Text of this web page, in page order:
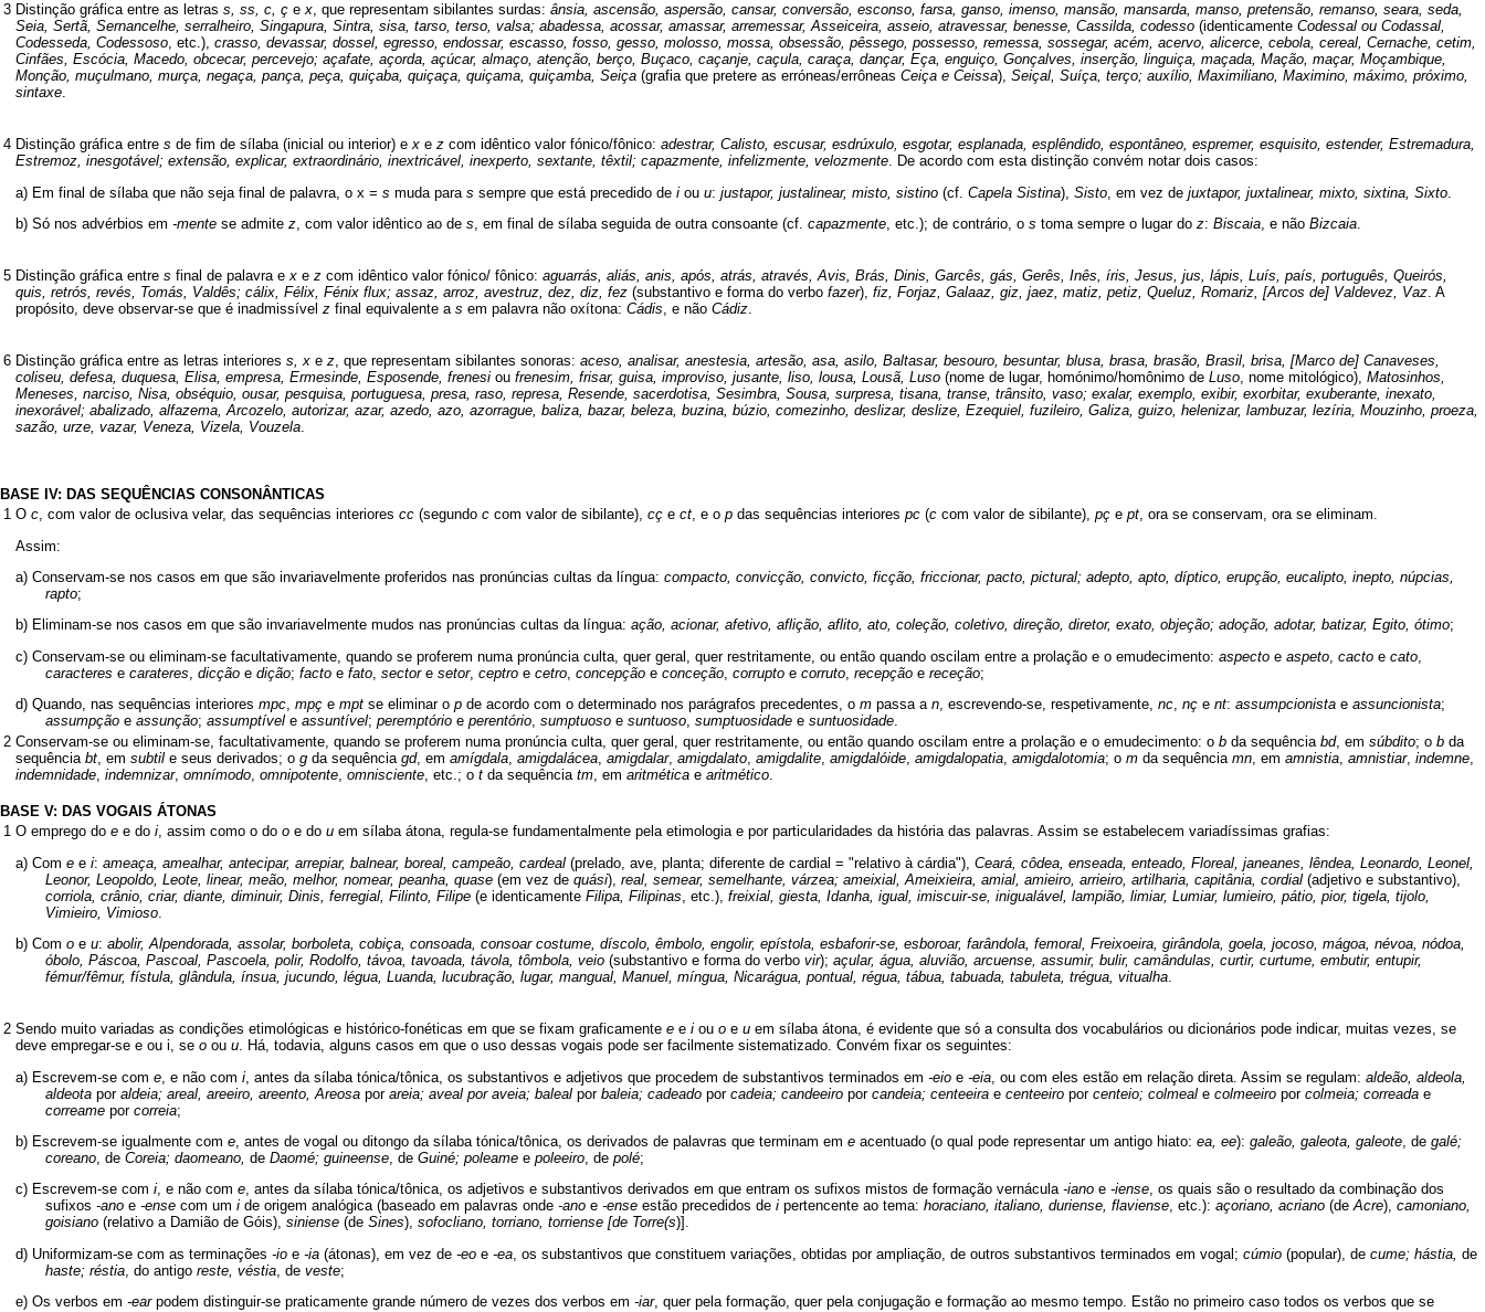
3 Distinção gráfica entre as letras s, ss, c, ç ex, que representam sibilantes surdas: ânsia, ascensão, aspersão, cansar, conversão, esconso, farsa, ganso, imenso, mansão, mansarda, manso, pretensão, remanso, seara, seda,
Seia, Sertã, Sernancelhe, serralheiro, Singapura, Sintra, sisa, tarso, terso, valsa; abadessa, acossar, amassar, arremessar, Asseiceira, asseio, atravessar, benesse, Cassilda, codesso (identicamente Codessal ou Codassal,
Codesseda, Codessoso, etc.), crasso, devassar, dossel, egresso, endossar, escasso, fosso, gesso, molosso, mossa, obsessão, pêssego, possesso, remessa, sossegar, acém, acervo, alicerce, cebola, cereal, Cernache, cetim,
Cinfães, Escócia, Macedo, obcecar, percevejo; açafate, açorda, açúcar, almaço, atenção, berço, Buçaco, caçanje, caçula, caraça, dan­çar, Eça, enguiço, Gonçalves, inserção, linguiça, maçada, Mação, maçar, Moçambique,
Monção, muçulmano, murça, negaça, pança, peça, quiçaba, quiçaça, quiçama, quiçamba, Seiça (grafia que pretere as erróneas/errôneas Ceiça e Ceissa), Seiçal, Suíça, terço; auxílio, Maximiliano, Maximino, máximo, próximo,
sintaxe.
4 Distinção gráfica entre s de fim de sílaba (inicial ou interior) ex e z com idêntico valor fónico/fônico: adestrar, Calisto, escusar, esdrúxulo, esgotar, esplanada, esplêndido, espontâneo, espremer, esquisito, estender, Estremadura,
Estremoz, inesgotável; extensão, explicar, extraordinário, inextricável, inexperto, sextante, têxtil; capazmente, infelizmente, velozmente. De acordo com esta distinção convém notar dois casos:
a) Em final de sílaba que não seja final de palavra, o x = s muda para s sempre que está precedido de i ou u: justapor, justalinear, misto, sistino (cf. Capela Sistina), Sisto , em vez de juxtapor, juxtalinear, mixto, sixtina, Sixto
b) Só nos advérbios em -mente se admite z, com valor idêntico ao de s, em final de sílaba seguida de outra consoante (cf. capazmente, etc.); de contrário, o s toma sempre o lugar do z: Biscaia, e não Bizcaia.
5 Distinção gráfica entre s final de palavra ex e z com idêntico valor fónico/ fônico: aguarrás, aliás, anis, após, atrás, através, Avis, Brás, Dinis, Garcês, gás, Gerês, Inês, íris, Jesus, jus, lápis, Luís, país, português, Queirós,
quis, retrós, revés, Tomás, Valdês; cálix, Félix, Fénix flux; assaz, arroz, avestruz, dez, diz, fez (substantivo e forma do verbo fazer), fiz, Forjaz, Galaaz, giz, jaez, matiz, petiz, Queluz, Romariz, [Arcos de] Valdevez, Vaz. A
propósito, deve observar-se que é inadmissível z final equivalente a s em palavra não oxítona: Cádis, e não Cádiz.
6 Distinção gráfica entre as letras interiores s, x e z, que representam sibilantes sonoras: aceso, analisar, anestesia, artesão, asa, asilo, Baltasar, besouro, besun­tar, blusa, brasa, brasão, Brasil, brisa, [Marco de] Canaveses,
coliseu, defesa, duquesa, Elisa, empresa, Ermesinde, Esposende, frenesi ou frenesim, frisar, guisa, improviso, jusante, liso, lousa, Lousã, Luso (nome de lugar, homónimo/ho­mônimo de Luso, nome mitológico), Matosinhos,
Meneses, narciso, Nisa, obséquio, ousar, pesquisa, portuguesa, presa, raso, represa, Resende, sacerdotisa, Sesimbra, Sousa, surpresa, tisana, transe, trânsito, vaso; exalar, exemplo, exibir, exorbitar, exuberante, inexato,
inexorável; abalizado, alfazema, Arcozelo, autorizar, azar, azedo, azo, azorrague, baliza, bazar, beleza, buzina, búzio, comezinho, deslizar, deslize, Ezequiel, fuzileiro, Galiza, guizo, helenizar, lambuzar, lezíria, Mouzinho, proeza,
sazão, urze, vazar, Veneza, Vizela, Vouzela.
BASE IV: DAS SEQUÊNCIAS CONSONÂNTICAS
1 O c, com valor de oclusiva velar, das sequências interiores cc (segundo c com valor de sibilante), cç e ct, e o p das sequências interiores pc (c com valor de sibilante), pç e pt, ora se conservam, ora se eliminam.
Assim:
a) Conservam-se nos casos em que são invariavelmente proferidos nas pronúncias cultas da língua: compacto, convicção, convicto, ficção, friccionar, pacto, pictural; adepto, apto, díptico, erupção, eucalipto, inepto, núpcias,
rapto;
b) Eliminam-se nos casos em que são invariavelmente mudos nas pronúncias cultas da língua: ação, acionar, afetivo, aflição, aflito, ato, coleção, coletivo, direção, diretor, exato, objeção; adoção, adotar, batizar, Egito, ótimo;
c) Conservam-se ou eliminam-se facultativamente, quando se proferem numa pronúncia culta, quer geral, quer restritamente, ou então quando oscilam entre a prolação e o emudecimento: aspecto e aspeto cacto e cato
caracteres e carateres dicção e dição; facto e fato sectore setor, ceptro e cetro concepção e conceção corrupto e corruto recepção e receção;
d) Quando, nas sequências interiores mpc, mpç e mpt se eliminar o p de acordo com o determinado nos parágrafos precedentes, o m passa a n, escrevendo-se, respetivamente, nc, nç e nt: assumpcionista e assuncionista;
assumpção e assunção; assumptível e assuntível; peremptório e perentório, sumptuoso e suntuoso, sumptuosidade e suntuosidade.
2 Conservam-se ou eliminam-se, facultativamente, quando se proferem numa pronúncia culta, quer geral, quer restritamente, ou então quando oscilam entre a prolação e o emudecimento: o b da sequência bd, em súbdito; o b da
sequência bt, em subtil e seus derivados; o g da sequência gd, em amígdala, amigdalácea, amigdalar, amigdalato, amigdalite, amigdalóide, amigdalopatia, amigdalotomia; o m da sequência mn, em amnistia, amnistiar, indemne,
indemnidade, indemnizar, omnímodo, omnipotente, omnisciente, etc.; o t da sequência tm, em aritmética e aritmético.
BASE V: DAS VOGAIS ÁTONAS
1 O emprego do e e do i, assim como o do o e do u em sílaba átona, regula-se fundamentalmente pela etimologia e por particularidades da história das palavras. Assim se estabelecem variadíssimas grafias:
a) Com e e i: ameaça, amealhar, antecipar, arrepiar, balnear, boreal, campeão, cardeal (prelado, ave, planta; diferente de cardial = "relativo à cárdia"), Ceará, côdea, enseada, enteado, Floreal, janeanes, lêndea, Leonardo, Leonel,
Leonor, Leopoldo, Leote, linear, meão, melhor, nomear, peanha, quase (em vez de quási), real, semear, semelhante, várzea; ameixial, Ameixieira, amial, amieiro, arrieiro, artilharia, capitânia, cordial (adjetivo e substantivo),
corriola, crânio, criar, diante, diminuir, Dinis, ferregial, Filinto, Filipe (e identicamente Filipa, Filipinas , etc.), freixial, giesta, Idanha, igual, imiscuir-se, inigualável, lampião, limiar, Lumiar, lumieiro, pátio, pior, tigela, tijolo,
Vimieiro, Vimioso
b) Com o e u: abolir, Alpendorada, assolar, borboleta, cobiça, consoada, consoar costume, díscolo, êmbolo, engolir, epístola, esbaforir-se, esboroar, farândola, femoral, Freixoeira, girândola, goela, jocoso, mágoa, névoa, nódoa,
óbolo, Páscoa, Pascoal, Pascoela, polir, Rodolfo, távoa, tavoada, távola, tômbola, veio (substantivo e forma do verbo vir); açular, água, aluvião, arcuense, assumir, bulir, camândulas, curtir, curtume, embutir, entupir,
fémur/fêmur, fístula, glândula, ínsua, jucundo, légua, Luanda, lucubração, lugar, mangual, Manuel, míngua, Nicarágua, pontual, régua, tábua, tabuada, tabuleta, trégua, vitualha.
2 Sendo muito variadas as condições etimológicas e histórico-fonéticas em que se fixam graficamente e e i ou o e u em sílaba átona, é evidente que só a consulta dos vocabulários ou dicionários pode indicar, muitas vezes, se
deve empregar-se e ou i, se o ou u. Há, todavia, alguns casos em que o uso dessas vogais pode ser facilmente sistematizado. Convém fixar os seguintes:
a) Escrevem-se com e , e não com i , antes da sílaba tónica/tônica, os substantivos e adjetivos que procedem de substantivos terminados em -eio e -eia , ou com eles estão em relação direta. Assim se regulam: aldeão, aldeola,
aldeota por aldeia; areal, areeiro, areento, Areosa por areia; aveal por aveia; baleal por baleia; cadeado por cadeia; candeeiro por candeia; centeeira e centeeiro por centeio; colmeal e colmeeiro por colmeia; correada e
correame por correia;
b) Escrevem-se igualmente com e, antes de vogal ou ditongo da sílaba tónica/tônica, os derivados de palavras que terminam em e acentuado (o qual pode representar um antigo hiato: ea, ee): galeão, galeota, galeote, de galé;
coreano, de Coreia; daomeano, de Daomé; guineense, de Guiné; poleame e poleeiro, de polé;
c) Escrevem-se com i, e não com e, antes da sílaba tónica/tônica, os adjetivos e substantivos derivados em que entram os sufixos mistos de formação vernácula -iano e -iense, os quais são o resultado da combinação dos
sufixos -ano e -ense com um i de origem analógica (baseado em palavras onde -ano e -ense estão precedidos de i pertencente ao tema: horaciano, italiano, duriense, flaviense, etc.): açoriano, acriano (deAcre), camoniano,
goisiano (relativo a Damião de Góis), siniense (de Sines), sofocliano, torriano, torriense [de Torre(s)].
d) Uniformizam-se com as terminações -io e -ia (átonas), em vez de -eo e -ea , os substantivos que constituem variações, obtidas por ampliação, de outros substantivos terminados em vogal; cúmio (popular), de cume; hástia, de
haste; réstia , do antigo reste, véstia , de veste;
e) Os verbos em -earpodem distinguir-se praticamente grande número de vezes dos verbos em -iar, quer pela formação, quer pela conjugação e formação ao mesmo tempo. Estão no primeiro caso todos os verbos que se